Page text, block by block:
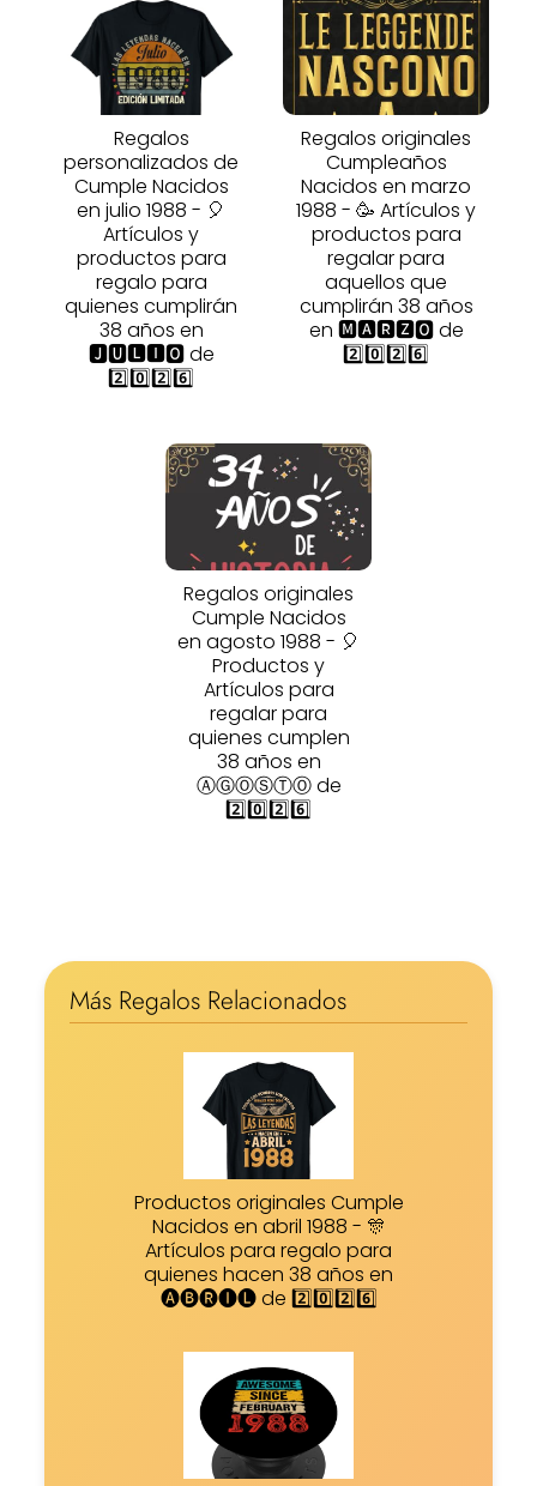
Regalos
personalizados de
Cumple Nacidos
en julio 1988 - 🎈
Artículos y
productos para
regalo para
quienes cumplirán
38 años en
🅹🆄🅻🅸🅾 de
2️⃣0️⃣2️⃣6️⃣
Regalos originales
Cumpleaños
Nacidos en marzo
1988 - 🥳 Artículos y
productos para
regalar para
aquellos que
cumplirán 38 años
en 🅼🅰🆁🆉🅾 de
2️⃣0️⃣2️⃣6️⃣
Regalos originales
Cumple Nacidos
en agosto 1988 - 🎈
Productos y
Artículos para
regalar para
quienes cumplen
38 años en
ⒶⒼⓄⓈⓉⓄ de
2️⃣0️⃣2️⃣6️⃣
Más Regalos Relacionados
Productos originales Cumple
Nacidos en abril 1988 - 🎊
Artículos para regalo para
quienes hacen 38 años en
🅐🅑🅡🅘🅛 de 2️⃣0️⃣2️⃣6️⃣